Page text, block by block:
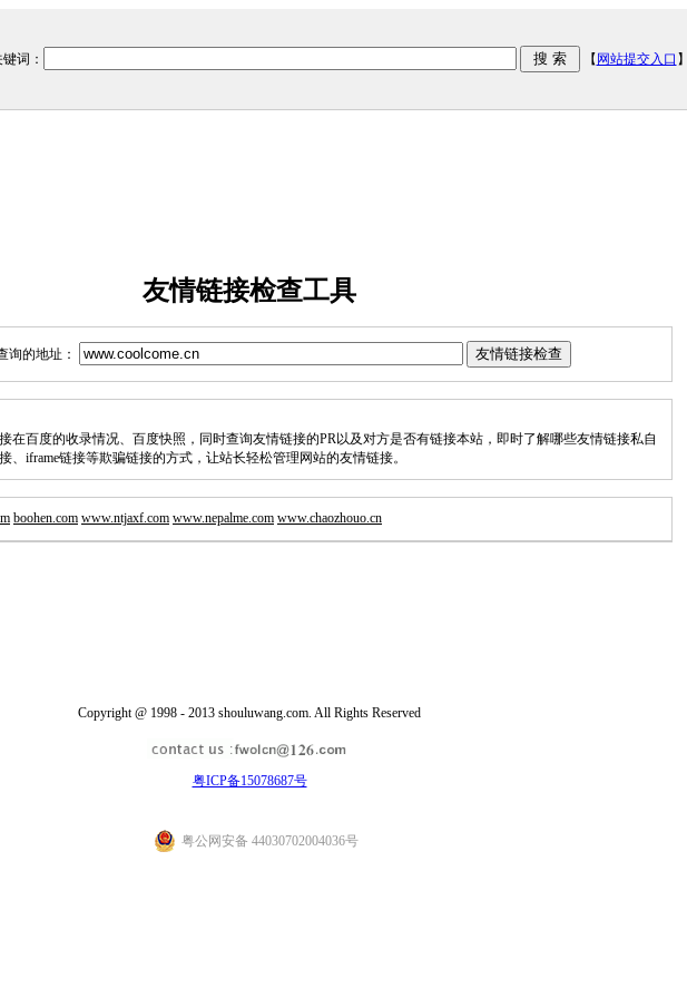
词： 【 网站提交入口 】
友情链接检查工具
询的地址：
在百度的收录情况、百度快照，同时查询友情链接的PR以及对方是否有链接本站，即时了解哪些友情链接私自
、iframe链接等欺骗链接的方式，让站长轻松管理网站的友情链接。
boohen.com www.ntjaxf.com www.nepalme.com www.chaozhouo.cn
Copyright @ 1998 - 2013 shouluwang.com. All Rights Reserved
粤ICP备15078687号
粤公网安备 44030702004036号